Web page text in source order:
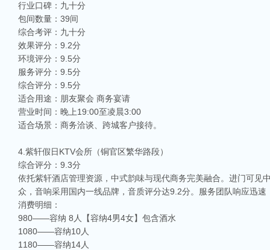
行业口碑：九十分
包间数量：39间
综合考评：九十分
效果评分：9.2分
环境评分：9.5分
服务评分：9.5分
综合评分：9.5分
适合用途：朋友聚会 商务宴请
营业时间：晚上19:00至凌晨3:00
适合场景：商务洽谈、跨城客户接待。
4.紫轩假日KTV会所（铜官区繁华路段）
综合评分：9.3分
依托紫轩酒店管理资源，中式韵味与现代商务完美融合。进门可
众，音响采用国内一线品牌，音质评分达9.2分。服务团队响应迅
消费明细：
980——容纳 8人【容纳4男4女】包含酒水
1080——容纳10人
1180——容纳14人